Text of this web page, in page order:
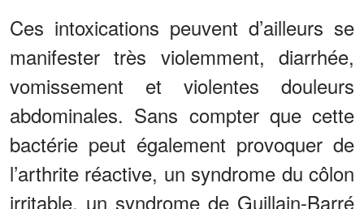
Ces intoxications peuvent d’ailleurs se
manifester très violemment, diarrhée,
vomissement et violentes douleurs
abdominales. Sans compter que cette
bactérie peut également provoquer de
l’arthrite réactive, un syndrome du côlon
irritable, un syndrome de Guillain-Barré